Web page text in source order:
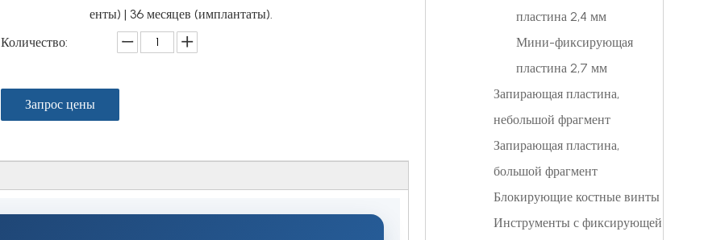
енты) | 36 месяцев (имплантаты).
Количество:
Запрос цены
пластина 2,4 мм
Мини-фиксирующая
пластина 2,7 мм
Запирающая пластина,
небольшой фрагмент
Запирающая пластина,
большой фрагмент
Блокирующие костные винты
Инструменты с фиксирующей